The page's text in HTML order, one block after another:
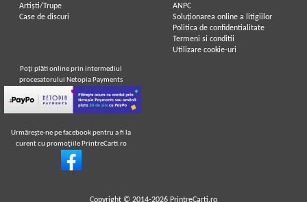
Artiști/Trupe
Case de discuri
ANPC
Soluționarea online a litigiilor
Politica de confidentialitate
Termeni si conditii
Utilizare cookie-uri
Poţi plăti online prin intermediul
procesatorului Netopia Payments
Urmăreşte-ne pe facebook pentru a fi la
curent cu promoţiile PrintreCarti.ro
Copyright © 2014-2026 PrintreCarti.ro